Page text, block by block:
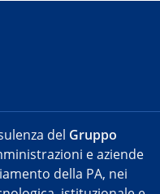
del Gruppo
e aziende
della PA, nei